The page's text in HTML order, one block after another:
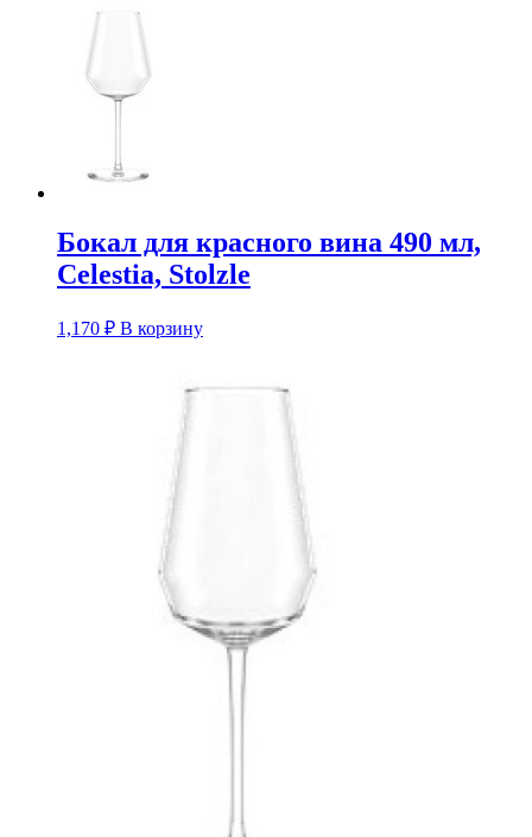
Бокал для красного вина 490 мл,
Celestia, Stolzle
1,170 ₽ В корзину